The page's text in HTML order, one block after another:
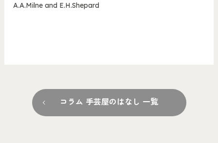
A.A.Milne and E.H.Shepard
コラム 手芸屋のはなし 一覧